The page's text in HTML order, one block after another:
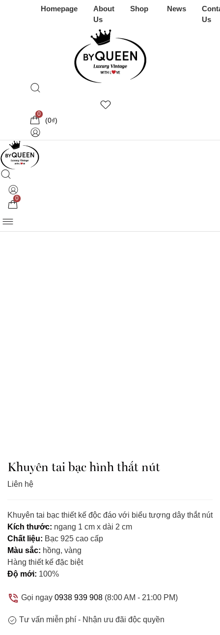
Homepage
About
Us
Shop News
Us
0
(0₫)
0
Khuyên tai bạc hình thắt nút
Liên hệ
Khuyên tai bạc thiết kế độc đáo với biểu tượng dây thắt nút
Kích thước: ngang 1 cm x dài 2 cm
Chất liệu: Bạc 925 cao cấp
Màu sắc: hồng, vàng
Hàng thiết kế đặc biệt
Độ mới: 100%
Gọi ngay 0938 939 908 (8:00 AM - 21:00 PM)
Tư vấn miễn phí - Nhận ưu đãi độc quyền